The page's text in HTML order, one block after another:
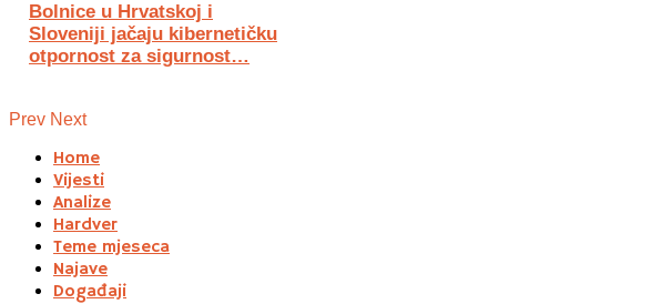
Bolnice u Hrvatskoj i
Sloveniji jačaju kibernetičku
otpornost za sigurnost…
Prev Next
Home
Vijesti
Analize
Hardver
Teme mjeseca
Najave
Događaji